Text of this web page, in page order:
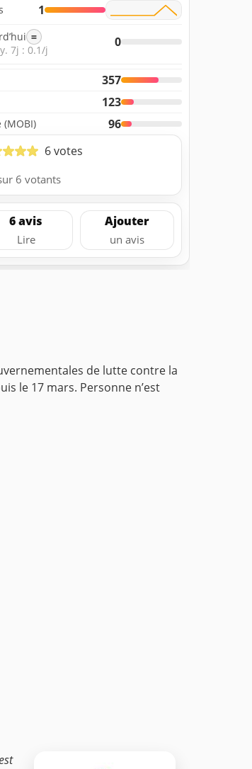
1
=
7j : 0.1/j
0
357
123
(MOBI)
96
6 votes
6 votants
6 avis
Lire
Ajouter
un avis
de lutte contre la
le 17 mars. Personne n’est